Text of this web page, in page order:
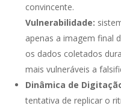
convincente.
Vulnerabilidade:
apenas a imagem final
os dados coletados
mais vulneráveis a
Dinâmica de
tentativa de replicar o